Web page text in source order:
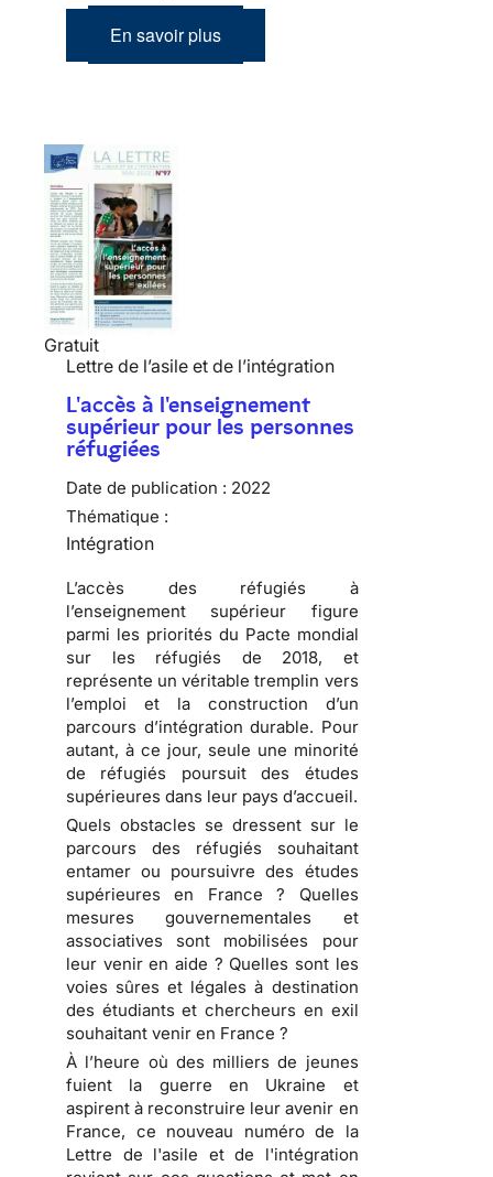
En savoir plus
Gratuit
Lettre de l’asile et de l’intégration
L'accès à l'enseignement
supérieur pour les personnes
réfugiées
Date de publication : 2022
Thématique :
Intégration
L’accès des réfugiés à
l’enseignement supérieur figure
parmi les priorités du Pacte mondial
sur les réfugiés de 2018, et
représente un véritable tremplin vers
l’emploi et la construction d’un
parcours d’intégration durable. Pour
autant, à ce jour, seule une minorité
de réfugiés poursuit des études
supérieures dans leur pays d’accueil.
Quels obstacles se dressent sur le
parcours des réfugiés souhaitant
entamer ou poursuivre des études
supérieures en France ? Quelles
mesures gouvernementales et
associatives sont mobilisées pour
leur venir en aide ? Quelles sont les
voies sûres et légales à destination
des étudiants et chercheurs en exil
souhaitant venir en France ?
À l’heure où des milliers de jeunes
fuient la guerre en Ukraine et
aspirent à reconstruire leur avenir en
France, ce nouveau numéro de la
Lettre de l'asile et de l'intégration